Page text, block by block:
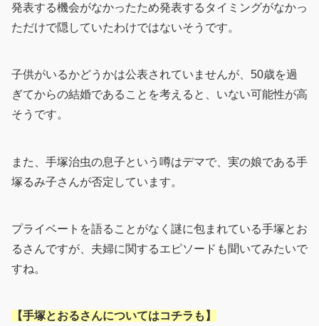
発表する機会がなかったため発表するタイミングがなかっ
ただけで隠していたわけではないそうです。
子供がいるかどうかは公表されていませんが、50歳を過
ぎてからの結婚であることを考えると、いない可能性が高
そうです。
また、手塚治虫の息子という噂はデマで、実の娘である手
塚るみ子さんが否定しています。
プライベートを語ることがなく謎に包まれている手塚とお
るさんですが、夫婦に関するエピソードも聞いてみたいで
すね。
【手塚とおるさんについてはコチラも】